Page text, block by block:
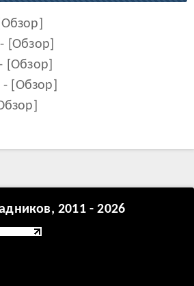
Обзор
- [Обзор
[Обзор
- [ Обзор
2011 - 2026